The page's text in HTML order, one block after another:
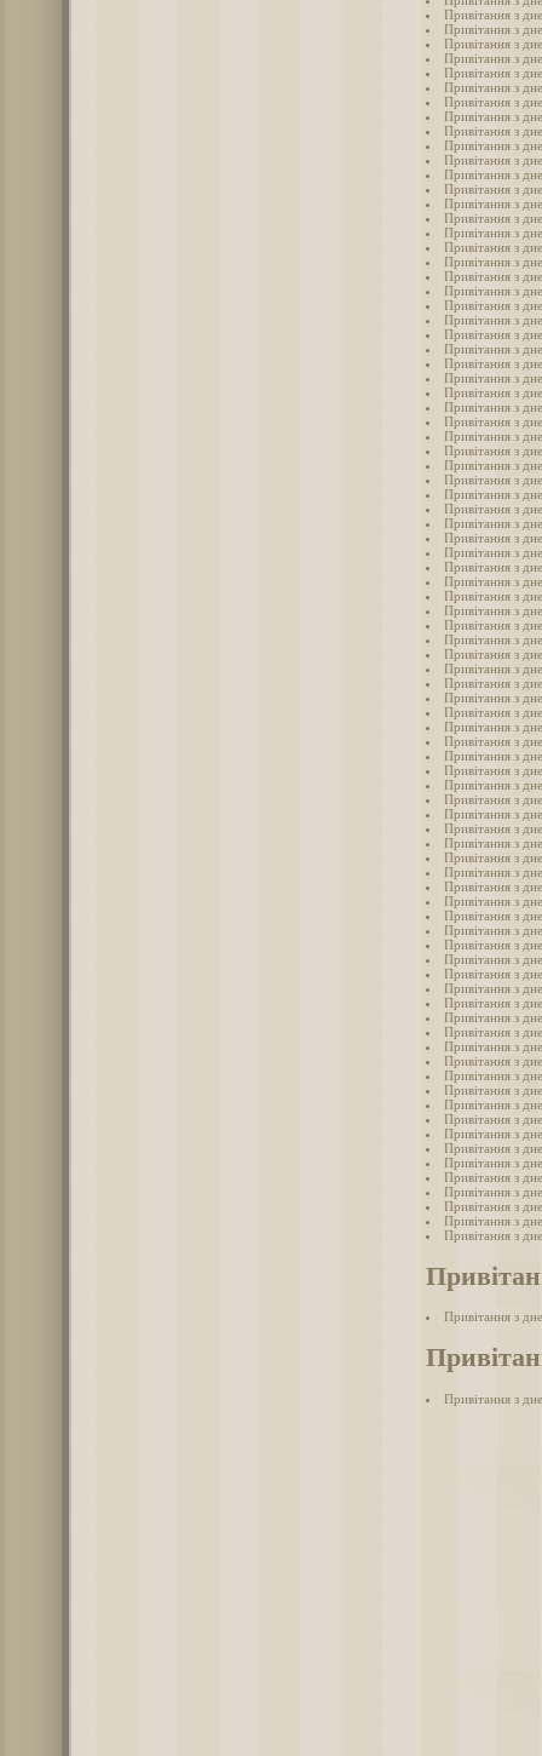
Привітання з
Привітання з
Привітання з
Привітання з
Привітання з
Привітання з
Привітання з
Привітання з
Привітання з
Привітання з
Привітання з
Привітання з
Привітання з
Привітання з
Привітання з
Привітання з
Привітання з
Привітання з
Привітання з
Привітання з
Привітання з
Привітання з
Привітання з
Привітання з
Привітання з
Привітання з
Привітання з
Привітання з
Привітання з
Привітання з
Привітання з
Привітання з
Привітання з
Привітання з
Привітання з
Привітання з
Привітання з
Привітання з
Привітання з
Привітання з
Привітання з
Привітання з
Привітання з
Привітання з
Привітання з
Привітання з
Привітання з
Привітання з
Привітання з
Привітання з
Привітання з
Привітання з
Привітання з
Привітання з
Привітання з
Привітання з
Привітання з
Привітання з
Привітання з
Привітання з
Привітання з
Привітання з
Привітання з
Привітання з
Привітання з
Привітання з
Привітання з
Привітання з
Привітання з
Привітання з
Привітання з
Привітання з
Привітання з
Привітання з
Привітання з
Привітання з
Привітання з
Привітання з
Привітання з
Привітання з
Привітання з
Привітання з
Привітання з
Привітання з
Привітання з
Привітання з
Привітання з